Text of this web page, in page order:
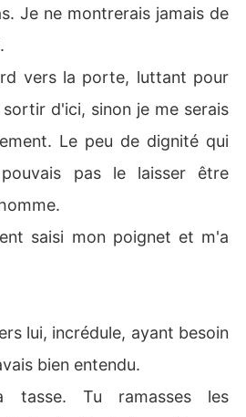
Je ne montrerais jamais de
vers la porte, luttant pour
d'ici, sinon je me serais
Le peu de dignité qui
pas le laisser être
saisi mon poignet et m'a
lui, incrédule, ayant besoin
bien entendu.
tasse. Tu ramasses les